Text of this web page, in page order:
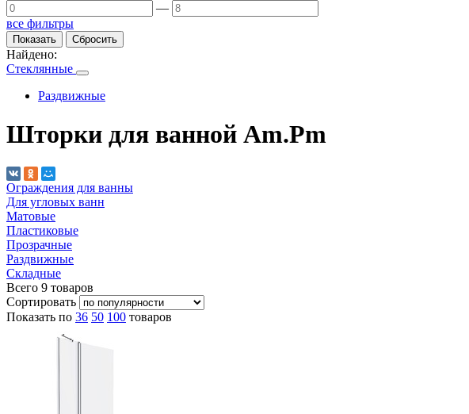
—
все фильтры
Найдено:
Стеклянные
Раздвижные
Шторки для ванной Am.Pm
Ограждения для ванны
Для угловых ванн
Матовые
Пластиковые
Прозрачные
Раздвижные
Складные
Всего 9 товаров
Сортировать
Показать по 36 50 100 товаров